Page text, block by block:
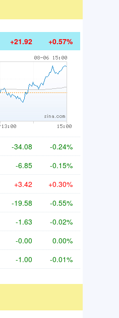
+21.92 +0.57%
-34.08 -0.24%
-6.85 -0.15%
+3.42 +0.30%
-19.58 -0.55%
-1.63 -0.02%
-0.00 0.00%
-1.00 -0.01%